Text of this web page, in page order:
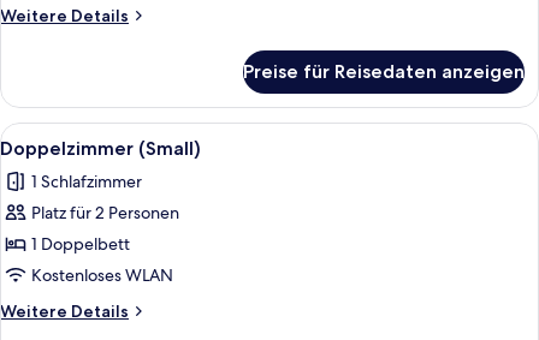
Weitere Details
Weitere
Preise für Reisedaten anzeigen
Alle
Fotos
für
Doppelzimmer
(Small)
anzeigen
Ein ordentlich bezogenes Bett mit
4
Doppelzimmer (Small)
1 Schlafzimmer
Platz für 2 Personen
1 Doppelbett
Kostenloses WLAN
Weitere Details
Weitere